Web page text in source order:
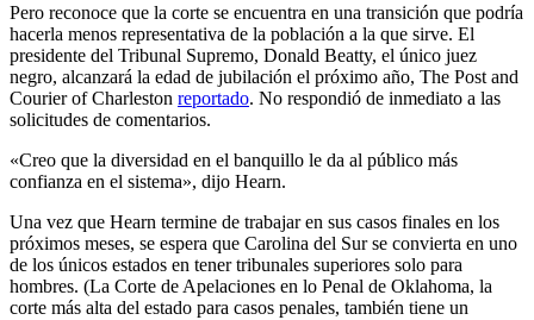
Pero reconoce que la corte se encuentra en una transición que podría
hacerla menos representativa de la población a la que sirve. El
presidente del Tribunal Supremo, Donald Beatty, el único juez
negro, alcanzará la edad de jubilación el próximo año, The Post and
Courier of Charleston reportado. No respondió de inmediato a las
solicitudes de comentarios.
«Creo que la diversidad en el banquillo le da al público más
confianza en el sistema», dijo Hearn.
Una vez que Hearn termine de trabajar en sus casos finales en los
próximos meses, se espera que Carolina del Sur se convierta en uno
de los únicos estados en tener tribunales superiores solo para
hombres. (La Corte de Apelaciones en lo Penal de Oklahoma, la
corte más alta del estado para casos penales, también tiene un